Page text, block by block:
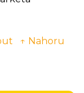
↑ Nahoru